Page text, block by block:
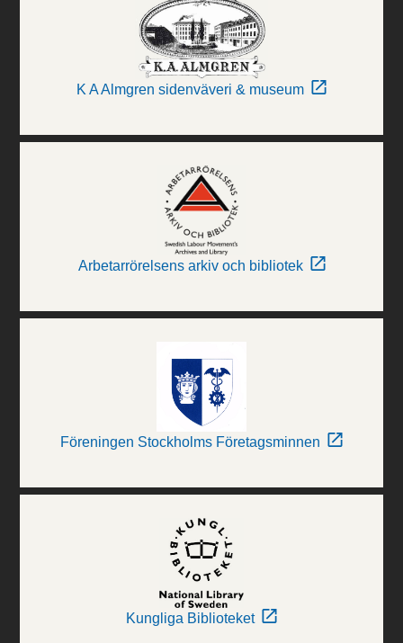
K A Almgren sidenväveri & museum
Arbetarrörelsens arkiv och bibliotek
Föreningen Stockholms Företagsminnen
Kungliga Biblioteket